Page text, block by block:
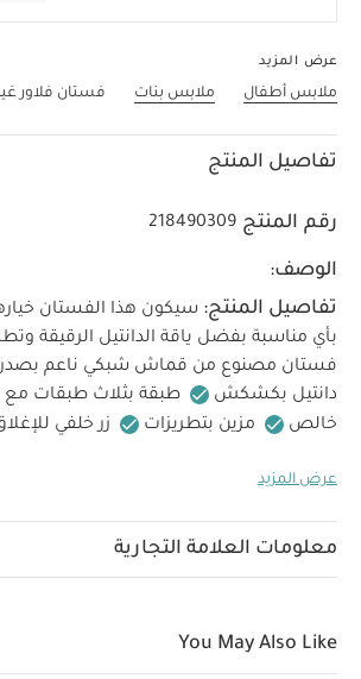
عرض المزيد
ملابس أطفال ملابس بنات فستان فلاور
تفاصيل المنتج
رقم المنتج 218490309
الوصف:
تفاصيل المنتج: سيكون هذا الفستان
بأي مناسبة بفضل ياقة الدانتيل الرقيقة
فستان مصنوع من قماش شبكي ناعم
دانتيل بكشكش
طبقة بثلاث طبقات
خالص
مزين بتطريزات زر خلفي
مطرزة
الشبكي: 100% بوليستر
خامة البطانة: 100% قطن
العناية/الإرشادات:
غسيل على 40 درجة مئوية
كي على درجة منخفضة
الألوان الداكنة بشكل منفصل
عرض المزيد
معلومات العلامة التجارية
You May Also Like